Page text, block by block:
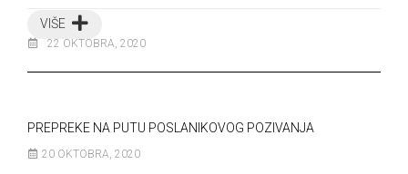
VIŠE
22 OKTOBRA, 2020
PREPREKE NA PUTU POSLANIKOVOG POZIVANJA
20 OKTOBRA, 2020